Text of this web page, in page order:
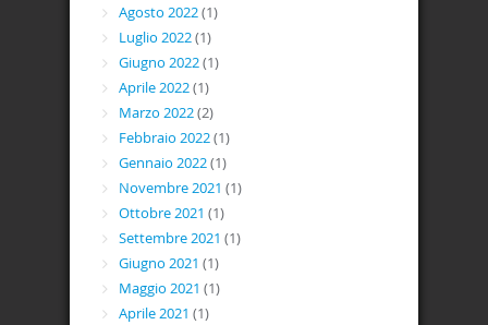
Agosto 2022(1)
Luglio 2022(1)
Giugno 2022(1)
Aprile 2022(1)
Marzo 2022(2)
Febbraio 2022(1)
Gennaio 2022(1)
Novembre 2021 (1)
Ottobre 2021 (1)
Settembre 2021 (1)
Giugno 2021 (1)
Maggio 2021 (1)
Aprile 2021 (1)